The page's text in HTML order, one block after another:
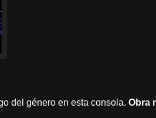
del género en esta consola. Obra